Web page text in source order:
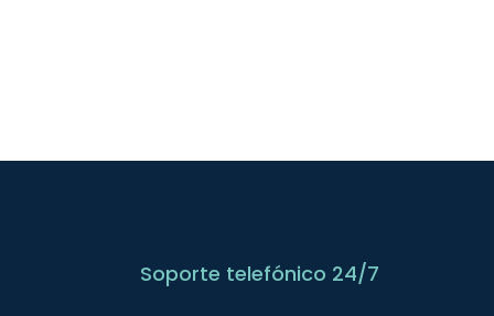
Soporte telefónico 24/7